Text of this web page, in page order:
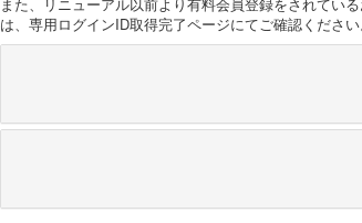
は、専用ログインID取得完了ページにてご確認ください